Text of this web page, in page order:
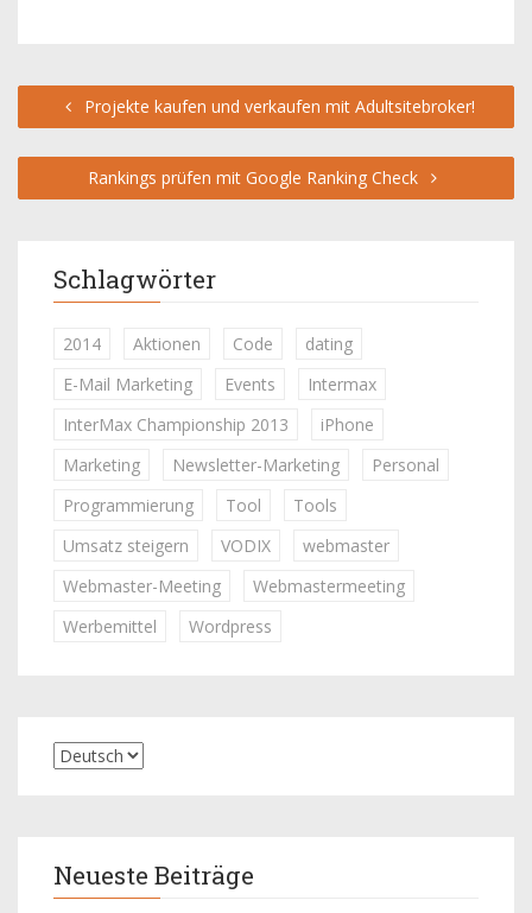
Projekte kaufen und verkaufen mit Adultsitebroker!
Rankings prüfen mit Google Ranking Check
Schlagwörter
2014 Aktionen Code
dating
E-Mail Marketing
Events
Intermax
InterMax Championship 2013
iPhone
Marketing
Newsletter-Marketing
Personal
Programmierung
Tool
Tools
Umsatz steigern
VODIX
webmaster
Webmaster-Meeting
Webmastermeeting
Werbemittel
Wordpress
Neueste Beiträge